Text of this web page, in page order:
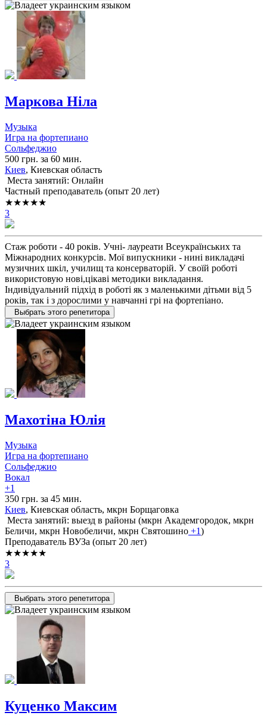
Маркова Ніла
Музыка
Игра на фортепиано
Сольфеджио
500 грн. за 60 мин.
Киев, Киевская область
Места занятий: Онлайн
Частный преподаватель (опыт 20 лет)
★★★★★
3
Стаж роботи - 40 років. Учні- лауреати Всеукраїнських та
Міжнародних конкурсів. Мої випускники - нині викладачі
музичних шкіл, училищ та консерваторій. У своїй роботі
використовую нові,цікаві методики викладання.
Індивідуальний підхід в роботі як з маленькими дітьми від 5
років, так і з дорослими у навчанні грі на фортепіано.
Выбрать этого репетитора
Махотіна Юлія
Музыка
Игра на фортепиано
Сольфеджио
Вокал
+1
350 грн. за 45 мин.
Киев, Киевская область, мкрн Борщаговка
Места занятий: выезд в районы (мкрн Академгородок, мкрн
Беличи, мкрн Новобеличи, мкрн Святошино +1)
Преподаватель ВУЗа (опыт 20 лет)
★★★★★
3
Выбрать этого репетитора
Куценко Максим